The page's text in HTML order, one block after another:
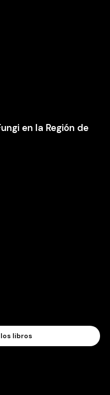
en la Región de
libros